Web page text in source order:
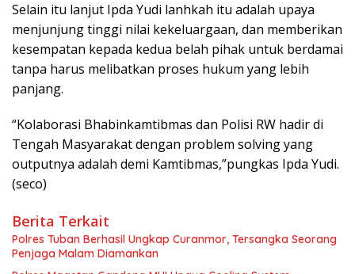
Selain itu lanjut Ipda Yudi lanhkah itu adalah upaya
menjunjung tinggi nilai kekeluargaan, dan memberikan
kesempatan kepada kedua belah pihak untuk berdamai
tanpa harus melibatkan proses hukum yang lebih
panjang.
“Kolaborasi Bhabinkamtibmas dan Polisi RW hadir di
Tengah Masyarakat dengan problem solving yang
outputnya adalah demi Kamtibmas,”pungkas Ipda Yudi.
(seco)
Berita Terkait
Polres Tuban Berhasil Ungkap Curanmor, Tersangka Seorang
Penjaga Malam Diamankan